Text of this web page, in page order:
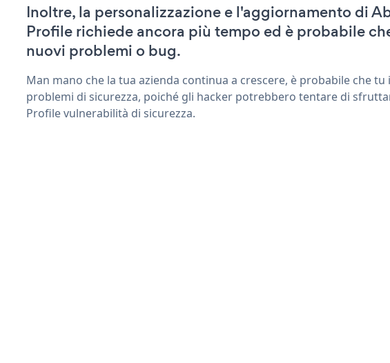
Inoltre, la personalizzazione e l'aggiornamento di
Profile richiede ancora più tempo ed è probabile
nuovi problemi o bug.
Man mano che la tua azienda continua a crescere, è probabile che tu
problemi di sicurezza, poiché gli hacker potrebbero tentare di
Profile vulnerabilità di sicurezza.